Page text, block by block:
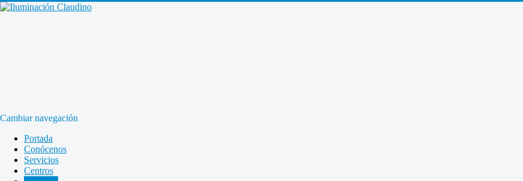
Cambiar navegación
Portada
Conócenos
Servicios
Centros